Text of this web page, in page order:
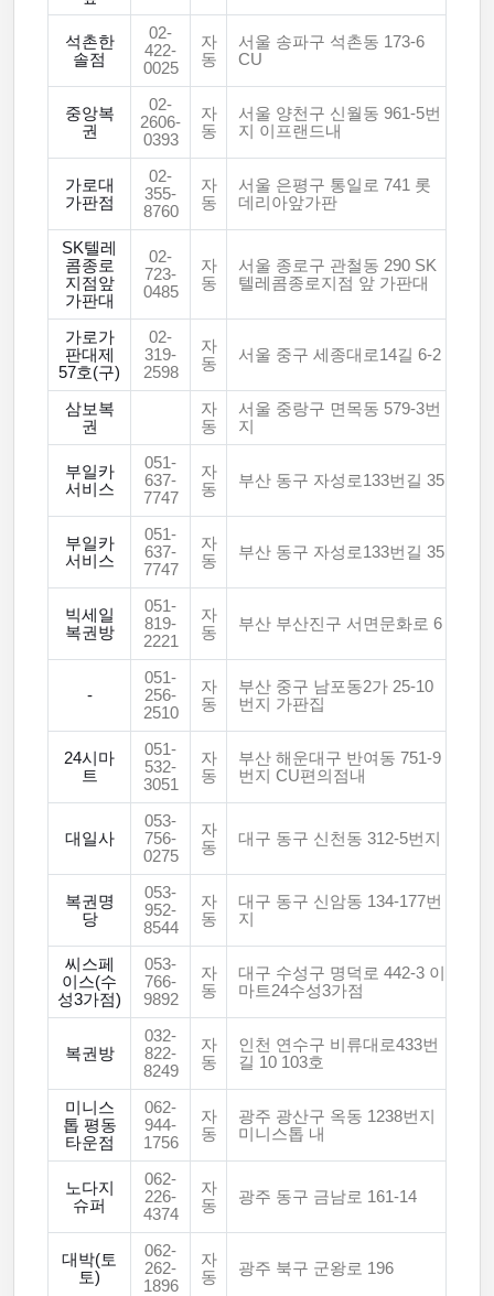
석촌한
솔점
02-
422-
0025
자
동
서울 송파구 석촌동 173-6
CU
중앙복
권
02-
2606-
0393
자
동
서울 양천구 신월동 961-5번
지 이프랜드내
가로대
가판점
02-
355-
8760
자
동
서울 은평구 통일로 741 롯
데리아앞가판
SK텔레
콤종로
지점앞
가판대
02-
723-
0485
자
동
서울 종로구 관철동 290 SK
텔레콤종로지점 앞 가판대
가로가
판대제
57호(구)
02-
319-
2598
자
동
서울 중구 세종대로14길 6-2
삼보복
권
자
동
서울 중랑구 면목동 579-3번
지
부일카
서비스
051-
637-
7747
자
동
부산 동구 자성로133번길 35
부일카
서비스
051-
637-
7747
자
동
부산 동구 자성로133번길 35
빅세일
복권방
051-
819-
2221
자
동
부산 부산진구 서면문화로 6
-
051-
256-
2510
자
동
부산 중구 남포동2가 25-10
번지 가판집
24시마
트
051-
532-
3051
자
동
부산 해운대구 반여동 751-9
번지 CU편의점내
대일사
053-
756-
0275
자
동
대구 동구 신천동 312-5번지
복권명
당
053-
952-
8544
자
동
대구 동구 신암동 134-177번
지
씨스페
이스(수
성3가점)
053-
766-
9892
자
동
대구 수성구 명덕로 442-3 이
마트24수성3가점
복권방
032-
822-
8249
자
동
인천 연수구 비류대로433번
길 10 103호
미니스
톱 평동
타운점
062-
944-
1756
자
동
광주 광산구 옥동 1238번지
미니스톱 내
노다지
슈퍼
062-
226-
4374
자
동
광주 동구 금남로 161-14
대박(토
토)
062-
262-
1896
자
동
광주 북구 군왕로 196